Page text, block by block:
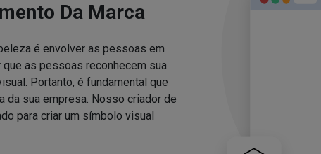
Da Marca
é envolver as pessoas em
as pessoas reconhecem sua
Portanto, é fundamental que
da sua empresa. Nosso criador de
para criar um símbolo visual